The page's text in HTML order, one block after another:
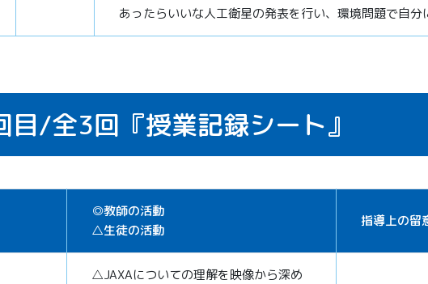
あったらいいな人工衛星の発表を行い、環境問題で自分
目/全3回 『授業記録シート』
◎教師の活動
△生徒の活動
指導上の留
△JAXAについての理解を映像から深め